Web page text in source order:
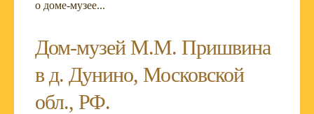
о доме-музее...
Дом-музей М.М. Пришвина
в д. Дунино, Московской
обл., РФ.